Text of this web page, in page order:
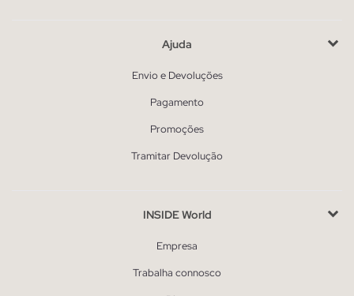
Ajuda
Envio e Devoluções
Pagamento
Promoções
Tramitar Devolução
INSIDE World
Empresa
Trabalha connosco